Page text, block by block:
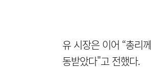
유 시장은 이어 “총리
동받았다"고 전했다.